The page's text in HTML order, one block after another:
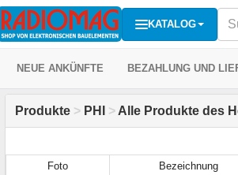
KATALOG
NEUE ANKÜNFTE BEZAHLUNG UND
Produkte > PHI > Alle Produkte des
Foto
Bezeichnung